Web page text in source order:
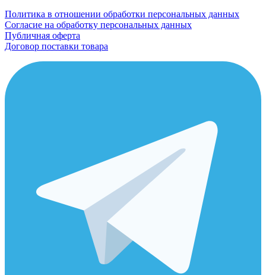
Политика в отношении обработки персональных данных
Согласие на обработку персональных данных
Публичная оферта
Договор поставки товара